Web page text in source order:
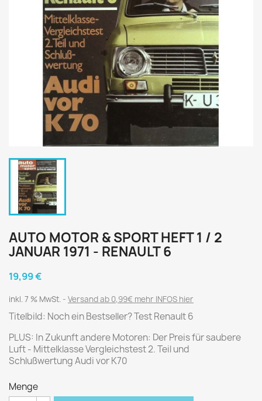
AUTO MOTOR & SPORT HEFT 1 / 2
JANUAR 1971 - RENAULT 6
19,99 €
inkl. 7 % MwSt. Versand ab 0,99€ mehr INFOS hier
Titelbild: Noch ein Bestseller? Test Renault 6
PLUS: In Zukunft andere Motoren: Der Preis für saubere
Luft - Mittelklasse Vergleichstest 2. Teil und
Schlußwertung Audi vor K70
Menge